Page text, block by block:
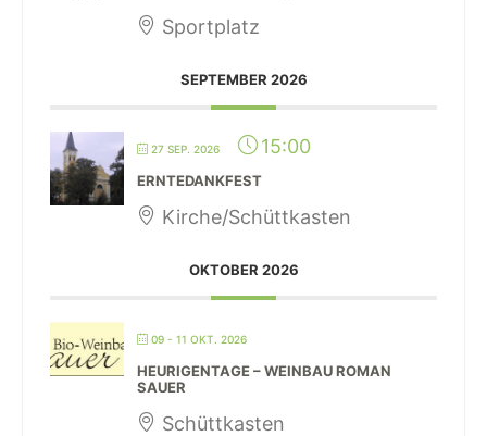
Sportplatz
SEPTEMBER 2026
27 SEP. 2026 15:00
ERNTEDANKFEST
Kirche/Schüttkasten
OKTOBER 2026
09 - 11 OKT. 2026
HEURIGENTAGE – WEINBAU ROMAN
SAUER
Schüttkasten